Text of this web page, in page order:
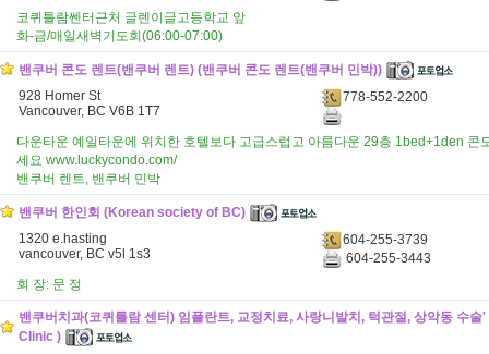
코퀴틀람쎈터근처 글렌이글고등학교 앞
화-금/매일새벽기도회(06:00-07:00)
밴쿠버 콘도 렌트(밴쿠버 렌트) (밴쿠버 콘도 렌트(밴쿠버 민박))
928 Homer St
Vancouver, BC V6B 1T7
778-552-2200
다운타운 예일타운에 위치한 호텔보다 고급스럽고 아름다운 29층 1bed+1den 콘
세요 www.luckycondo.com/
밴쿠버 렌트, 밴쿠버 민박
밴쿠버 한인회 (Korean society of BC)
1320 e.hasting
vancouver, BC v5l 1s3
604-255-3739
604-255-3443
회 장: 문 정
밴쿠버치과(코퀴틀람 센터) 임플란트, 교정치료, 사랑니발치, 턱관절, 상악동 수
Clinic )